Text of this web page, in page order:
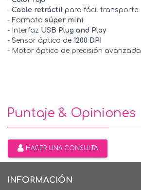
- Cable retráctil para fácil transporte
- Formato súper mini
- Interfaz USB Plug and Play
- Sensor óptico de 1200 DPI
- Motor óptico de precisión avanzada
Puntaje & Opiniones
HACER UNA CONSULTA
INFORMACIÓN